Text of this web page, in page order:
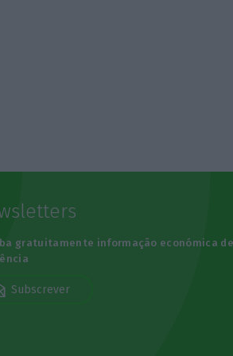
gratuitamente informação económica
Subscrever